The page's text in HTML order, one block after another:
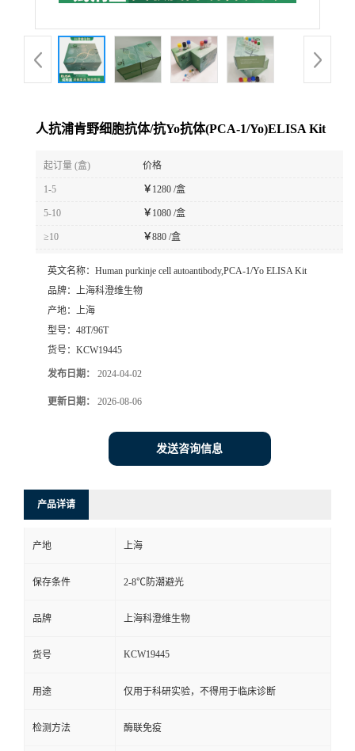
人抗浦肯野细胞抗体/抗Yo抗体(PCA-1/Yo)ELISA Kit
起订量 (盒) 价格
1-5 ￥1280 /盒
5-10 ￥1080 /盒
≥10 ￥880 /盒
英文名称： Human purkinje cell autoantibody,PCA-1/Yo ELISA Kit
品牌：
上海科澄维生物
产地：
上海
型号： 48T/96T
货号： KCW19445
发布日期： 2024-04-02
更新日期： 2026-08-06
发送咨询信息
产品详请
产地 上海
保存条件 2-8℃防潮避光
品牌 上海科澄维生物
货号 KCW19445
用途 仅用于科研实验，不得用于临床诊断
检测方法 酶联免疫